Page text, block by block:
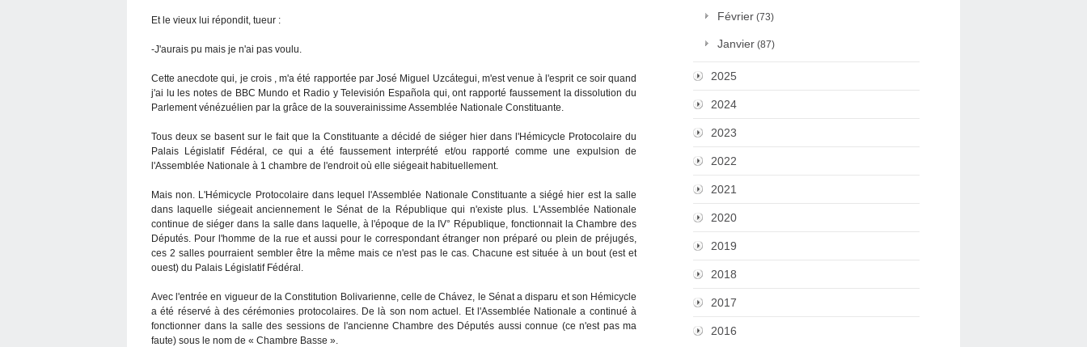
Et le vieux lui répondit, tueur :
-J'aurais pu mais je n'ai pas voulu.
Cette anecdote qui, je crois , m'a été rapportée par José Miguel Uzcátegui, m'est venue à l'esprit ce soir quand
j'ai lu les notes de BBC Mundo et Radio y Televisión Española qui, ont rapporté faussement la dissolution du
Parlement vénézuélien par la grâce de la souverainissime Assemblée Nationale Constituante.
Tous deux se basent sur le fait que la Constituante a décidé de siéger hier dans l'Hémicycle Protocolaire du
Palais Législatif Fédéral, ce qui a été faussement interprété et/ou rapporté comme une expulsion de
l'Assemblée Nationale à 1 chambre de l'endroit où elle siégeait habituellement.
Mais non. L'Hémicycle Protocolaire dans lequel l'Assemblée Nationale Constituante a siégé hier est la salle
dans laquelle siégeait anciennement le Sénat de la République qui n'existe plus. L'Assemblée Nationale
continue de siéger dans la salle dans laquelle, à l'époque de la IV° République, fonctionnait la Chambre des
Députés. Pour l'homme de la rue et aussi pour le correspondant étranger non préparé ou plein de préjugés,
ces 2 salles pourraient sembler être la même mais ce n'est pas le cas. Chacune est située à un bout (est et
ouest) du Palais Législatif Fédéral.
Avec l'entrée en vigueur de la Constitution Bolivarienne, celle de Chávez, le Sénat a disparu et son Hémicycle
a été réservé à des cérémonies protocolaires. De là son nom actuel. Et l'Assemblée Nationale a continué à
fonctionner dans la salle des sessions de l'ancienne Chambre des Députés aussi connue (ce n'est pas ma
faute) sous le nom de « Chambre Basse ».
Février (73)
Janvier (87)
2025
2024
2023
2022
2021
2020
2019
2018
2017
2016